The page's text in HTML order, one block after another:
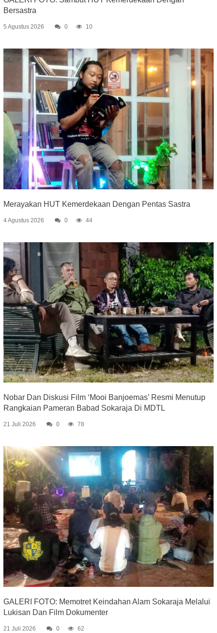
Bersastra
5 Agustus 2026 0 10
Merayakan HUT Kemerdekaan Dengan Pentas Sastra
4 Agustus 2026 0 44
Nobar Dan Diskusi Film ‘Mooi Banjoemas’ Resmi Menutup
Rangkaian Pameran Babad Sokaraja Di MDTL
21 Juli 2026 0 78
GALERI FOTO: Memotret Keindahan Alam Sokaraja Melalui
Lukisan Dan Film Dokumenter
21 Juli 2026 0 62